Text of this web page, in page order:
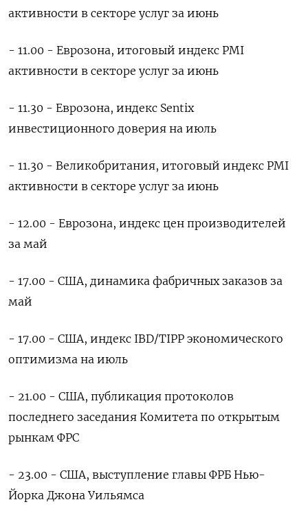
активности в секторе услуг за июнь
- 11.00 - Еврозона, итоговый индекс PMI
активности в секторе услуг за июнь
- 11.30 - Еврозона, индекс Sentix
инвестиционного доверия на июль
- 11.30 - Великобритания, итоговый индекс PMI
активности в секторе услуг за июнь
- 12.00 - Еврозона, индекс цен производителей
за май
- 17.00 - США, динамика фабричных заказов за
май
- 17.00 - США, индекс IBD/TIPP экономического
оптимизма на июль
- 21.00 - США, публикация протоколов
последнего заседания Комитета по открытым
рынкам ФРС
- 23.00 - США, выступление главы ФРБ Нью-
Йорка Джона Уильямса